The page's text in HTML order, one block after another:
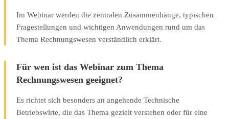
Im Webinar werden die zentralen Zusammenhänge, typischen
Fragestellungen und wichtigen Anwendungen rund um das
Thema Rechnungswesen verständlich erklärt.
Für wen ist das Webinar zum Thema
Rechnungswesen geeignet?
Es richtet sich besonders an angehende Technische
Betriebswirte, die das Thema gezielt verstehen oder für eine